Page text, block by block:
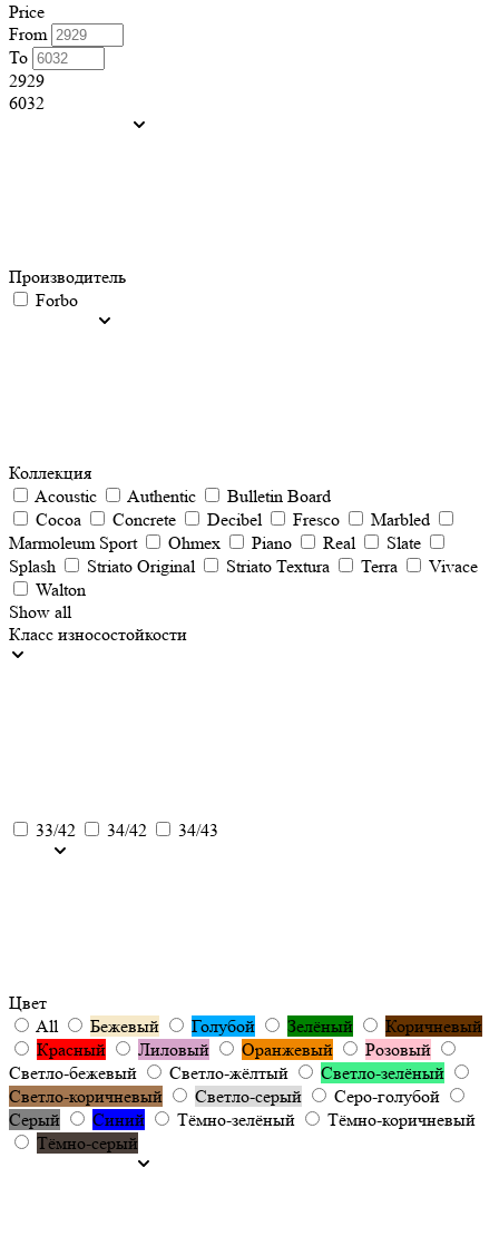
Price
From
To
2929
6032
Производитель
Forbo
Коллекция
Acoustic
Authentic
Bulletin Board
Cocoa
Concrete Decibel Fresco
Marbled
Marmoleum Sport
Ohmex Piano Real
Slate
Splash
Striato Original Striato Textura Terra
Vivace
Walton
Show all
Класс износостойкости
33/42 34/42 34/43
Цвет
All
Бежевый Голубой Зелёный
Коричневый
Красный
Лиловый Оранжевый
Розовый
Светло-бежевый
Светло-жёлтый
Светло-зелёный
Светло-коричневый
Светло-серый
Серо-голубой
Серый
Синий Тёмно-зелёный
Тёмно-коричневый
Тёмно-серый